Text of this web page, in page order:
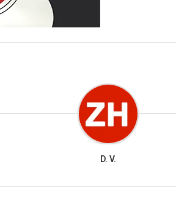
D. V.